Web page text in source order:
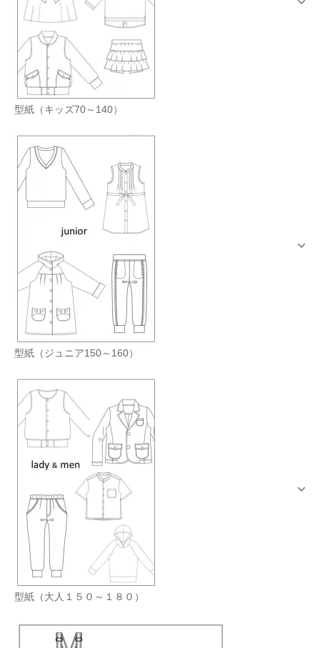
型紙（キッズ70～140）
型紙（ジュニア150～160）
型紙（大人１５０～１８０）